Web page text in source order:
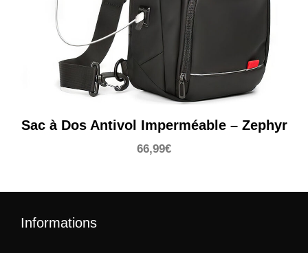
Sac à Dos Antivol Imperméable – Zephyr
66,99€
Informations